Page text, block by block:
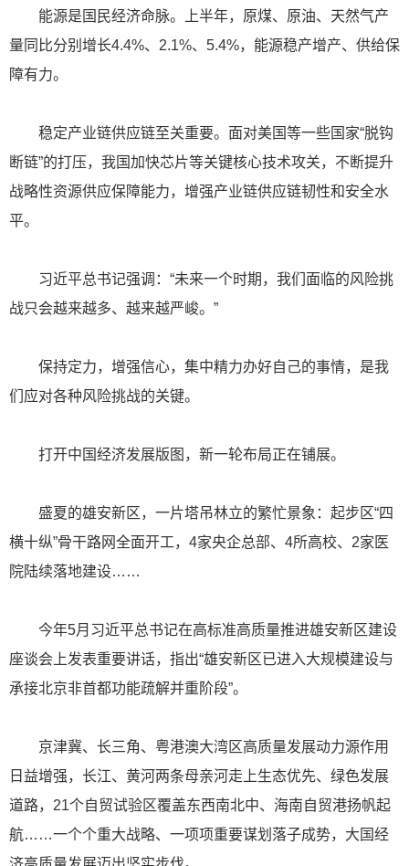
能源是国民经济命脉。上半年，原煤、原油、天然气产
量同比分别增长4.4%、2.1%、5.4%，能源稳产增产、供给保
障有力。
稳定产业链供应链至关重要。面对美国等一些国家“脱钩
断链”的打压，我国加快芯片等关键核心技术攻关，不断提升
战略性资源供应保障能力，增强产业链供应链韧性和安全水
平。
习近平总书记强调：“未来一个时期，我们面临的风险挑
战只会越来越多、越来越严峻。”
保持定力，增强信心，集中精力办好自己的事情，是我
们应对各种风险挑战的关键。
打开中国经济发展版图，新一轮布局正在铺展。
盛夏的雄安新区，一片塔吊林立的繁忙景象：起步区“四
横十纵”骨干路网全面开工，4家央企总部、4所高校、2家医
院陆续落地建设……
今年5月习近平总书记在高标准高质量推进雄安新区建设
座谈会上发表重要讲话，指出“雄安新区已进入大规模建设与
承接北京非首都功能疏解并重阶段”。
京津冀、长三角、粤港澳大湾区高质量发展动力源作用
日益增强，长江、黄河两条母亲河走上生态优先、绿色发展
道路，21个自贸试验区覆盖东西南北中、海南自贸港扬帆起
航……一个个重大战略、一项项重要谋划落子成势，大国经